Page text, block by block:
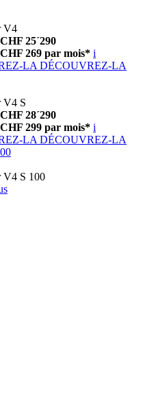
V4
25´290
269 par mois* i
LA DÉCOUVREZ-LA
V4 S
28´290
299 par mois* i
LA DÉCOUVREZ-LA
V4 S 100